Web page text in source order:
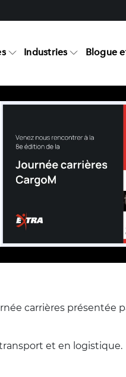
Industries Blogue
carrières présentée
et en logistique.